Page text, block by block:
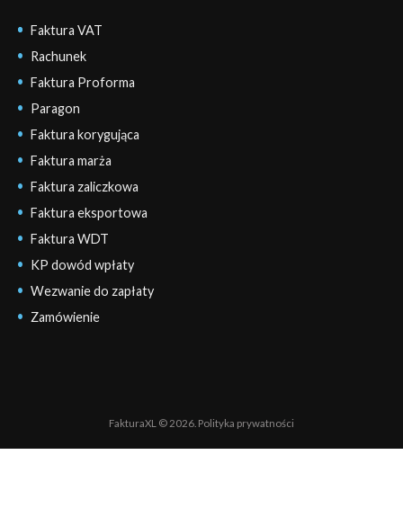
Faktura VAT
Rachunek
Faktura Proforma
Paragon
Faktura korygująca
Faktura marża
Faktura zaliczkowa
Faktura eksportowa
Faktura WDT
KP dowód wpłaty
Wezwanie do zapłaty
Zamówienie
FakturaXL © 2026. Polityka prywatności